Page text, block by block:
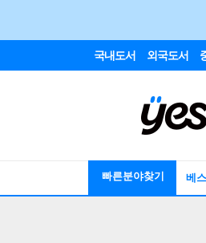
국내도서 외국도서
빠른분야찾기 베